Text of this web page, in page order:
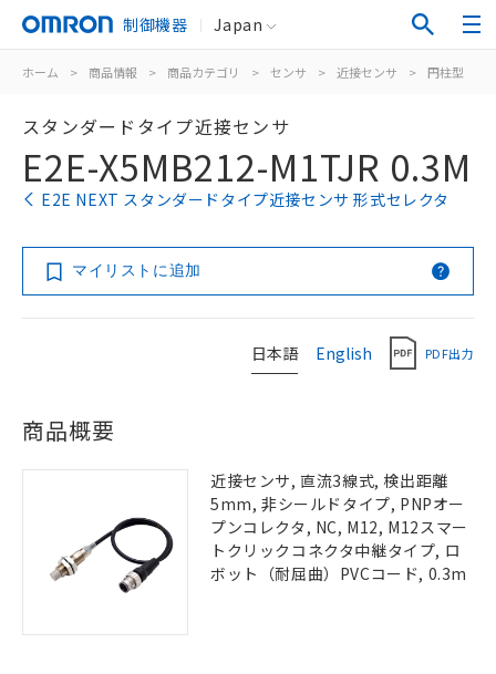
制御機器 Japan
ホーム > 商品情報 > 商品カテゴリ > センサ > 近接センサ > 円柱型
スタンダードタイプ近接センサ
E2E-X5MB212-M1TJR 0.3M
E2E NEXT スタンダードタイプ近接センサ 形式セレクタ
マイリストに追加
日本語 English PDF出力
商品概要
近接センサ, 直流3線式, 検出距離
5mm, 非シールドタイプ, PNPオー
プンコレクタ, NC, M12, M12スマー
トクリックコネクタ中継タイプ, ロ
ボット（耐屈曲）PVCコード, 0.3m